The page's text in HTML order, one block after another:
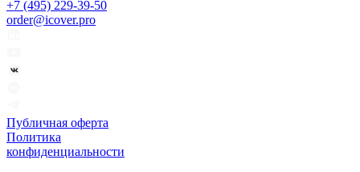
+7 (495) 229-39-50
order@icover.pro
Публичная оферта
Политика
конфиденциальности